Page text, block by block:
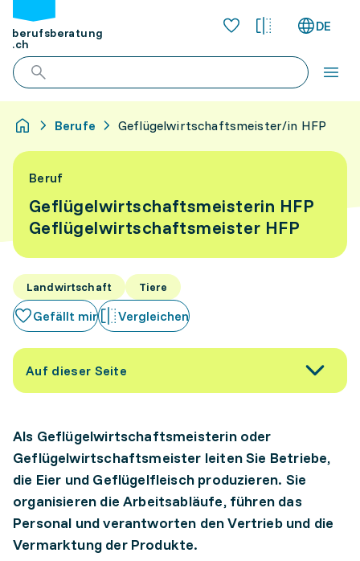
berufsberatung
.ch
DE
Berufe Geflügelwirtschaftsmeister/in HFP
Beruf
Geflügelwirtschaftsmeisterin HFP
Geflügelwirtschaftsmeister HFP
Landwirtschaft Tiere
Gefällt mir Vergleichen
Auf dieser Seite
Als Geflügelwirtschaftsmeisterin oder
Geflügelwirtschaftsmeister leiten Sie Betriebe,
die Eier und Geflügelfleisch produzieren. Sie
organisieren die Arbeitsabläufe, führen das
Personal und verantworten den Vertrieb und die
Vermarktung der Produkte.